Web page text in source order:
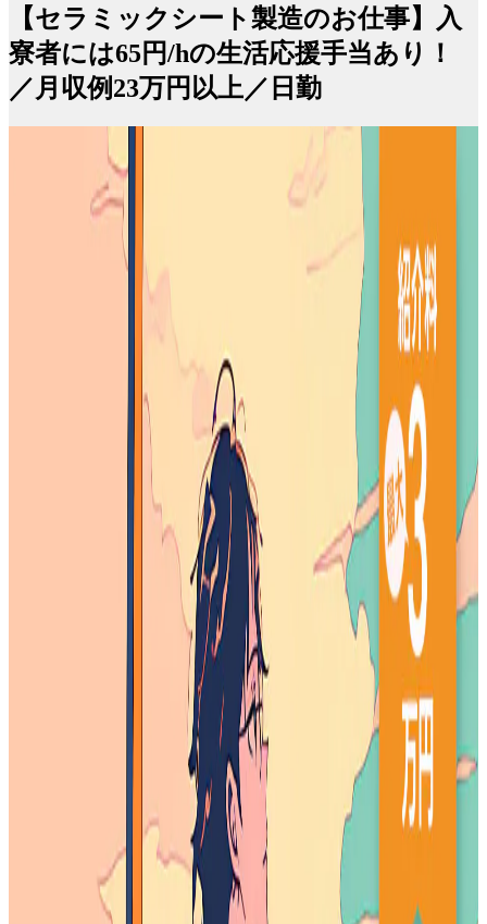
【セラミックシート製造のお仕事】入
寮者には65円/hの生活応援手当あり！
／月収例23万円以上／日勤